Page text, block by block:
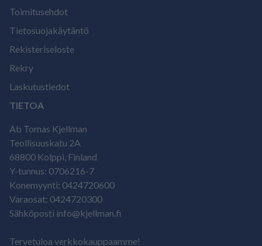
Toimitusehdot
Tietosuojakäytäntö
Rekisteriseloste
Rekry
Laskutustiedot
TIETOA
Ab Tomas Kjellman
Teollisuuskatu 2A
68800 Kolppi, Finland
Y-tunnus: 0706216-7
Konemyynti: 0424720600
Varaosat: 0424720300
Sähköposti info@kjellman.fi
Tervetuloa verkkokauppaamme!